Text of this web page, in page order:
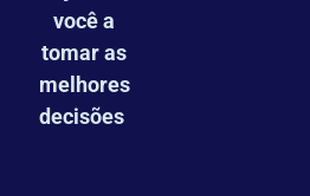
você a
tomar as
melhores
decisões